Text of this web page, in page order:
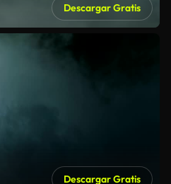
Descargar Gratis
Descargar Gratis